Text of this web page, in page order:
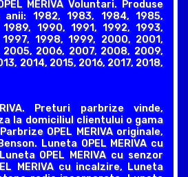
MERIVA Voluntari. Produse
anii: 1982, 1983, 1984, 1985,
1990, 1991, 1992, 1993,
1998, 1999, 2000, 2001,
2006, 2007, 2008, 2009,
2014, 2015, 2016, 2017, 2018,
Preturi parbrize vinde,
la domiciliul clientului o gama
OPEL MERIVA originale,
Luneta OPEL MERIVA cu
OPEL MERIVA cu senzor
MERIVA cu incalzire, Luneta